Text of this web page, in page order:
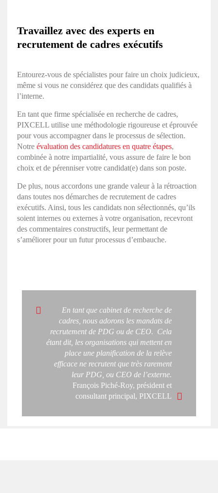
Travaillez avec des experts en
recrutement de cadres exécutifs
Entourez-vous de spécialistes pour faire un choix judicieux,
même si vous ne considérez que des candidats qualifiés à
l’interne.
En tant que firme spécialisée en recherche de cadres,
PIXCELL utilise une méthodologie rigoureuse et éprouvée
pour vous accompagner dans le processus de sélection.
Notre évaluation des candidatures en quatre étapes,
combinée à notre impartialité, vous assure de faire le bon
choix et de pérenniser votre candidat(e) dans son poste.
De plus, nous accordons une grande valeur à la rétroaction
dans toutes nos démarches de recrutement de cadres
exécutifs. Ainsi, tous les candidats non sélectionnés, qu’ils
soient internes ou externes à votre organisation, recevront
des commentaires constructifs, leur permettant de
s’améliorer pour un futur processus d’embauche.
En tant que cabinet de recherche de
cadres, nous adorons les mandats de
recrutement de PDG ou de CEO. Cela
étant dit, les organisations qui mettent en
place une planification de la relève
efficace ne recrutent que très rarement
leur PDG, ou CEO de l’externe.
François Piché-Roy, président et
consultant principal, PIXCELL